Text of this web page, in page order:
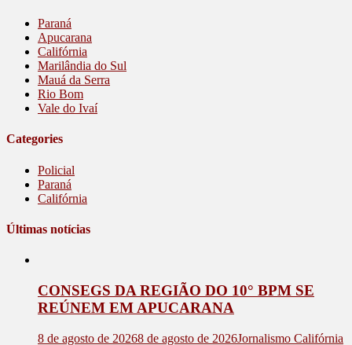
Paraná
Apucarana
Califórnia
Marilândia do Sul
Mauá da Serra
Rio Bom
Vale do Ivaí
Categories
Policial
Paraná
Califórnia
Últimas notícias
CONSEGS DA REGIÃO DO 10° BPM SE
REÚNEM EM APUCARANA
8 de agosto de 20268 de agosto de 2026Jornalismo Califórnia